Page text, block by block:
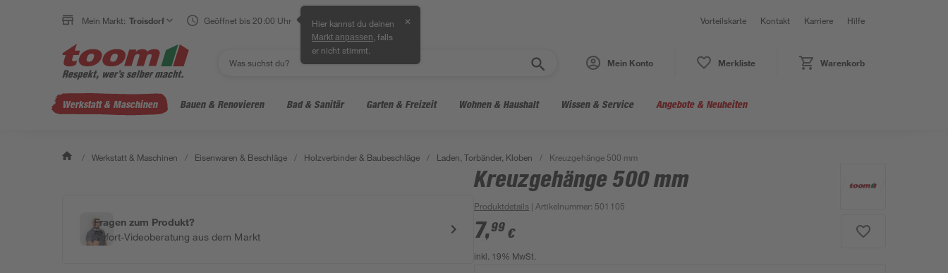
Mein Markt: Troisdorf Geöffnet bis 20:00 Uhr Hier kannst du deinen
Markt anpassen , falls
er nicht stimmt.
✕ Vorteilskarte Kontakt Karriere Hilfe
Mein Konto Merkliste Warenkorb
Werkstatt & Maschinen Bauen & Renovieren Bad & Sanitär Garten & Freizeit Wohnen & Haushalt Wissen & Service Angebote & Neuheiten
/ Werkstatt & Maschinen / Eisenwaren & Beschläge / Holzverbinder & Baubeschläge / Laden, Torbänder, Kloben / Kreuzgehänge 500 mm
Fragen zum Produkt?
Sofort-Videoberatung aus dem Markt
Kreuzgehänge 500 mm
Produktdetails | Artikelnummer: 501105
7,99 €
inkl. 19% MwSt.